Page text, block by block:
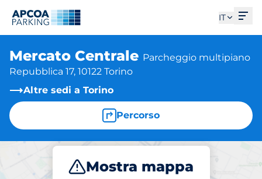
IT
Mercato Centrale Parcheggio multipiano
Repubblica 17, 10122 Torino
Altre sedi a Torino
Percorso
Mostra mappa
Parcheggio Abbonamenti